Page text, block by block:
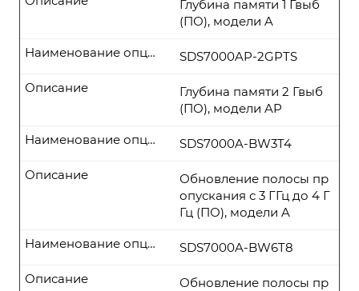
Глубина памяти 1 Гвыб
(ПО), модели A
SDS7000AP-2GPTS
Наименование опции
Глубина памяти 2 Гвыб
(ПО), модели AP
Описание
SDS7000A-BW3T4
Наименование опции
Обновление полосы пр
опускания с 3 ГГц до 4 Г
Гц (ПО), модели A
Описание
SDS7000A-BW6T8
Наименование опции
Обновление полосы пр
Описание